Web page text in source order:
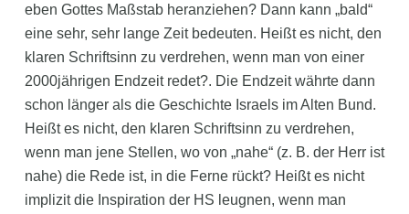
eben Gottes Maßstab heranziehen? Dann kann „bald“
eine sehr, sehr lange Zeit bedeuten. Heißt es nicht, den
klaren Schriftsinn zu verdrehen, wenn man von einer
2000jährigen Endzeit redet?. Die Endzeit währte dann
schon länger als die Geschichte Israels im Alten Bund.
Heißt es nicht, den klaren Schriftsinn zu verdrehen,
wenn man jene Stellen, wo von „nahe“ (z. B. der Herr ist
nahe) die Rede ist, in die Ferne rückt? Heißt es nicht
implizit die Inspiration der HS leugnen, wenn man